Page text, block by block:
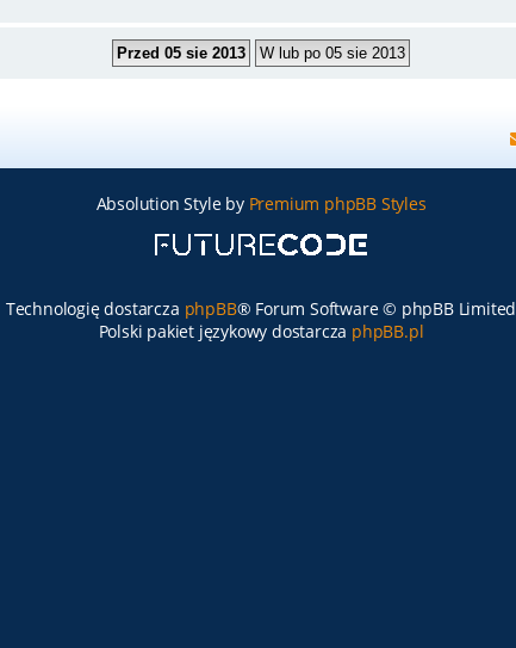
Absolution Style by Premium phpBB Styles
Technologię dostarcza phpBB® Forum Software © phpBB Limited
Polski pakiet językowy dostarcza phpBB.pl